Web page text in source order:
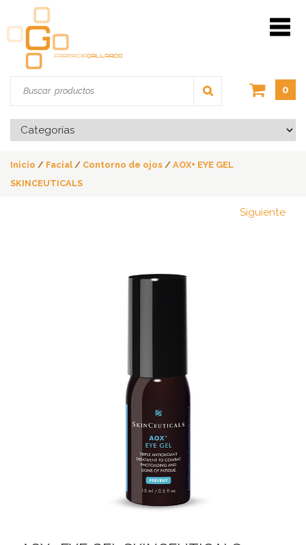
0
Inicio / Facial / Contorno de ojos / AOX+ EYE GEL
SKINCEUTICALS
Siguiente